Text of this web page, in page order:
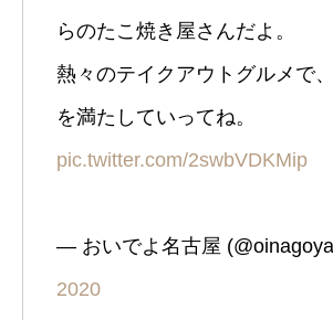
らのたこ焼き屋さんだよ。
熱々のテイクアウトグルメで
を満たしていってね。
pic.twitter.com/2swbVDKMip
— おいでよ名古屋
2020